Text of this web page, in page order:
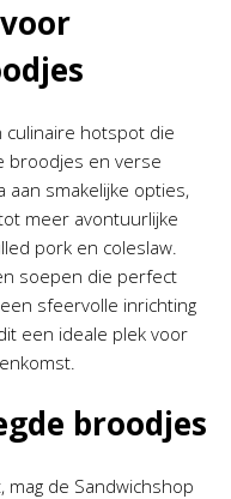
culinaire hotspot die
broodjes en verse
aan smakelijke opties,
meer avontuurlijke
pork en coleslaw.
soepen die perfect
sfeervolle inrichting
een ideale plek voor
broodjes
de Sandwichshop